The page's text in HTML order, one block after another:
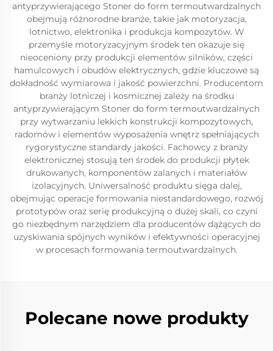
antyprzywierającego Stoner do form termoutwardzalnych
obejmują różnorodne branże, takie jak motoryzacja,
lotnictwo, elektronika i produkcja kompozytów. W
przemyśle motoryzacyjnym środek ten okazuje się
nieoceniony przy produkcji elementów silników, części
hamulcowych i obudów elektrycznych, gdzie kluczowe są
dokładność wymiarowa i jakość powierzchni. Producentom
branży lotniczej i kosmicznej zależy na środku
antyprzywierającym Stoner do form termoutwardzalnych
przy wytwarzaniu lekkich konstrukcji kompozytowych,
radomów i elementów wyposażenia wnętrz spełniających
rygorystyczne standardy jakości. Fachowcy z branży
elektronicznej stosują ten środek do produkcji płytek
drukowanych, komponentów zalanych i materiałów
izolacyjnych. Uniwersalność produktu sięga dalej,
obejmując operacje formowania niestandardowego, rozwój
prototypów oraz serię produkcyjną o dużej skali, co czyni
go niezbędnym narzędziem dla producentów dążących do
uzyskiwania spójnych wyników i efektywności operacyjnej
w procesach formowania termoutwardzalnych.
Polecane nowe produkty